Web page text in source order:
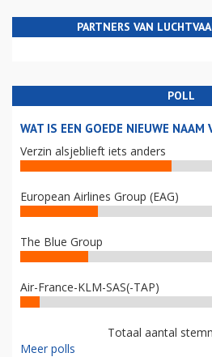
PARTNERS VAN
POLL
WAT IS EEN GOEDE NIEUWE NAAM
Verzin alsjeblieft iets anders
European Airlines Group (EAG)
The Blue Group
Air-France-KLM-SAS(-TAP)
Totaal aantal
Meer polls